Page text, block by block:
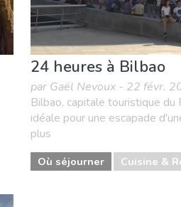
24 heures à Bilbao
par Gaël Nevoux - 22 févr.
Bilbao, capitale touristique
idéale pour une escapade
plus
Où séjourner Cuisine &